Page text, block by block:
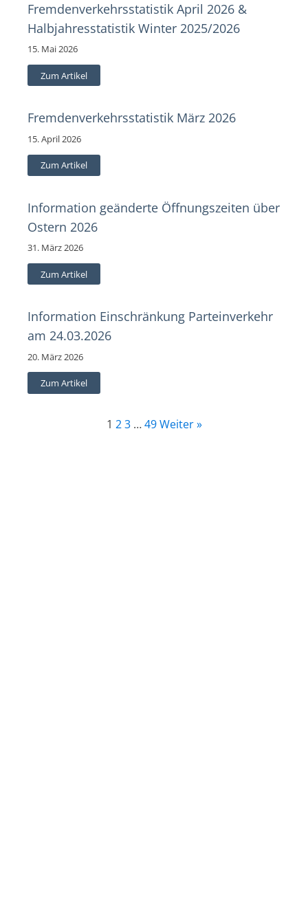
Fremdenverkehrsstatistik April 2026 &
Halbjahresstatistik Winter 2025/2026
15. Mai 2026
Zum Artikel
Fremdenverkehrsstatistik März 2026
15. April 2026
Zum Artikel
Information geänderte Öffnungszeiten über
Ostern 2026
31. März 2026
Zum Artikel
Information Einschränkung Parteinverkehr
am 24.03.2026
20. März 2026
Zum Artikel
1 2 3 … 49 Weiter »